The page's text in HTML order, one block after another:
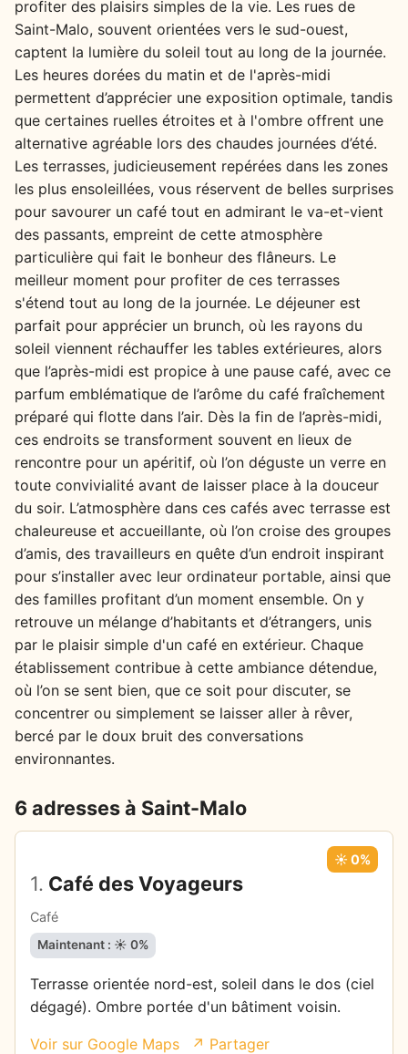
profiter des plaisirs simples de la vie. Les rues de
Saint-Malo, souvent orientées vers le sud-ouest,
captent la lumière du soleil tout au long de la journée.
Les heures dorées du matin et de l'après-midi
permettent d’apprécier une exposition optimale, tandis
que certaines ruelles étroites et à l'ombre offrent une
alternative agréable lors des chaudes journées d’été.
Les terrasses, judicieusement repérées dans les zones
les plus ensoleillées, vous réservent de belles surprises
pour savourer un café tout en admirant le va-et-vient
des passants, empreint de cette atmosphère
particulière qui fait le bonheur des flâneurs. Le
meilleur moment pour profiter de ces terrasses
s'étend tout au long de la journée. Le déjeuner est
parfait pour apprécier un brunch, où les rayons du
soleil viennent réchauffer les tables extérieures, alors
que l’après-midi est propice à une pause café, avec ce
parfum emblématique de l’arôme du café fraîchement
préparé qui flotte dans l’air. Dès la fin de l’après-midi,
ces endroits se transforment souvent en lieux de
rencontre pour un apéritif, où l’on déguste un verre en
toute convivialité avant de laisser place à la douceur
du soir. L’atmosphère dans ces cafés avec terrasse est
chaleureuse et accueillante, où l’on croise des groupes
d’amis, des travailleurs en quête d’un endroit inspirant
pour s’installer avec leur ordinateur portable, ainsi que
des familles profitant d’un moment ensemble. On y
retrouve un mélange d’habitants et d’étrangers, unis
par le plaisir simple d'un café en extérieur. Chaque
établissement contribue à cette ambiance détendue,
où l’on se sent bien, que ce soit pour discuter, se
concentrer ou simplement se laisser aller à rêver,
bercé par le doux bruit des conversations
environnantes.
6 adresses à Saint-Malo
1. Café des Voyageurs
Café
☀️ 0%
Maintenant : ☀️ 0%
Terrasse orientée nord-est, soleil dans le dos (ciel
dégagé). Ombre portée d'un bâtiment voisin.
Voir sur Google Maps ↗ Partager